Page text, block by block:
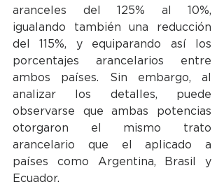
aranceles del 125% al 10%,
igualando también una reducción
del 115%, y equiparando así los
porcentajes arancelarios entre
ambos países. Sin embargo, al
analizar los detalles, puede
observarse que ambas potencias
otorgaron el mismo trato
arancelario que el aplicado a
países como Argentina, Brasil y
Ecuador.